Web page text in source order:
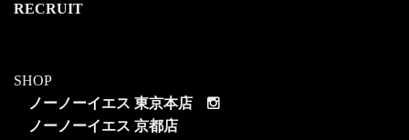
RECRUIT
SHOP
ノーノーイエス 東京本店
ノーノーイエス 京都店